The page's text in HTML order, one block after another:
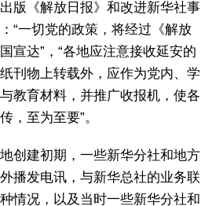
版《解放日报》和改进新华社事
“一切党的政策，将经过《解放
宣达”，“各地应注意接收延安的
刊物上转载外，应作为党内、学
教育材料，并推广收报机，使各
，至为至要”。
创建初期，一些新华分社和地方
播发电讯，与新华总社的业务联
情况，以及当时一些新华分社和